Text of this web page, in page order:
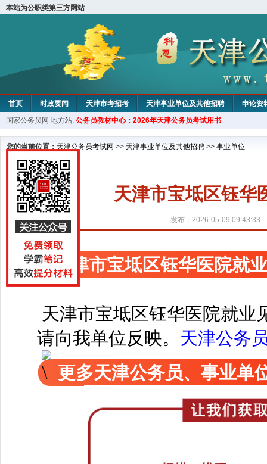
本站为公职类第三方网站
首页 时政要闻 天津市考招考 天津事业单位及其他招聘 申论资
教材中心
国家公务员网 地方站: 公务员教材中心：2026年天津公务员考试用书
您的当前位置： 天津公务员考试网 >> 天津事业单位及其他招聘 >> 事业单位
天津市宝坻区钰华
发布：2026-05-09 09:43:33
天津市宝坻区钰华医院就
天津市宝坻区钰华医院就业
请向我单位反映。 天津公务
更多天津公务员、事业单